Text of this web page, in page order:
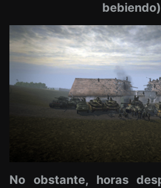
bebiendo)
No obstante, horas